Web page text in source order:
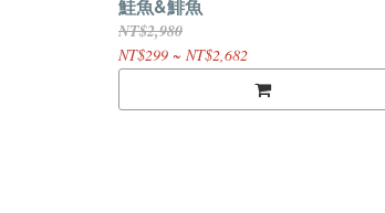
鮭魚&鯡魚
NT$2,980
NT$299 ~ NT$2,682